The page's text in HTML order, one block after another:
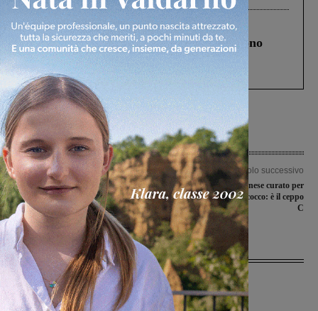
Cronaca 4 Agosto 2026
Un anno fa la strage in A1 in cui morirono
Gianni, Giulia e Franco. Lo schianto, il
processo, lo stop ai sorpassi fra tir....
Articolo precedente
Nessuna offerta per Sammezzano, che
resta senza un proprietario.
Incertezza per il futuro
Articolo successivo
Cinquantenne valdarnese curato per
una sepsi da meningococco: è il ceppo
C
Ultime Notizie